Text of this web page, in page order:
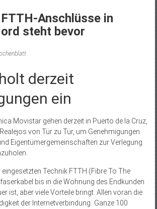
Anschlüsse in
steht bevor
derzeit
ein
Movistar gehen derzeit in Puerto de la Cruz,
von Tür zu Tür, um Genehmigungen
Eigentümergemeinschaften zur Verlegung
Technik FTTH (Fibre To The
bis in die Wohnung des Endkunden
ist, aber viele Vorteile bringt. Allen voran die
der Internetverbindung: Ganze 100